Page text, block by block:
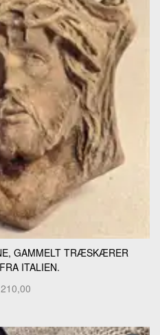
GAMMELT TRÆSKÆRER
ITALIEN.
210,00